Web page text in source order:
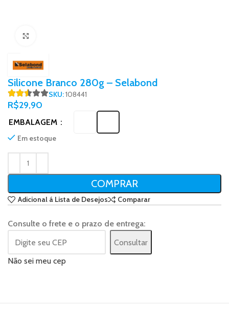
Silicone Branco 280g – Selabond
SKU:108441
R$29,90
EMBALAGEM
Em estoque
COMPRAR
Adicional á Lista de Desejos Comparar
Consulte o frete e o prazo de entrega:
Consultar
Não sei meu cep